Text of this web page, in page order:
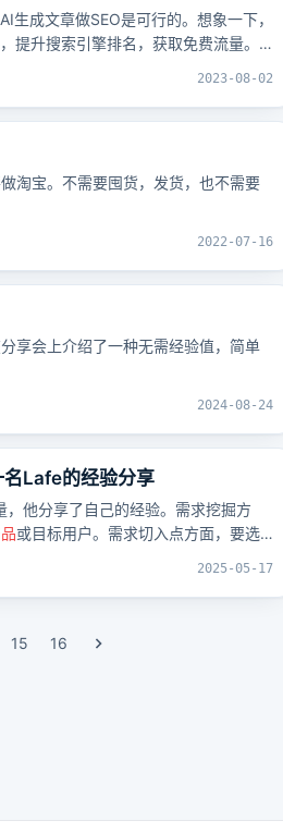
成文章做SEO是可行的。想象一下，
提升搜索引擎排名，获取免费流量。
有效顾客。
2023-08-02
淘宝。不需要囤货，发货，也不需要
2022-07-16
享会上介绍了一种无需经验值，简单
2024-08-24
Lafe的经验分享
他分享了自己的经验。需求挖掘方
或目标用户。需求切入点方面，要选
量大等。需求理解方面，要理解用户
的搜索意图，来综合设计不同的流量
2025-05-17
15 16